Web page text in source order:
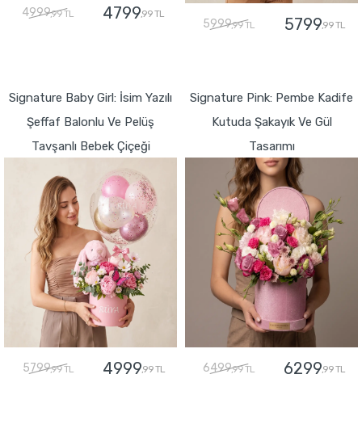
4999,99 TL 4799,99 TL
5999,99 TL 5799,99 TL
Signature Baby Girl: İsim Yazılı
Şeffaf Balonlu Ve Pelüş
Tavşanlı Bebek Çiçeği
5799,99 TL 4999,99 TL
Signature Pink: Pembe Kadife
Kutuda Şakayık Ve Gül
Tasarımı
6499,99 TL 6299,99 TL